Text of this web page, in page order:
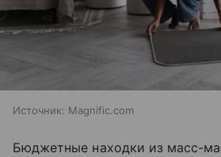
Источник: Magnific.com
Бюджетные находки из масс-